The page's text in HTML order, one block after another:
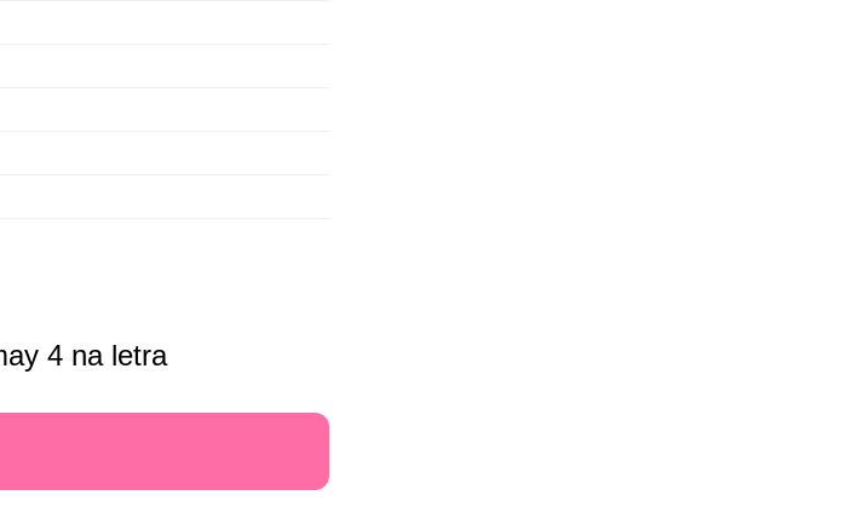
4 na letra